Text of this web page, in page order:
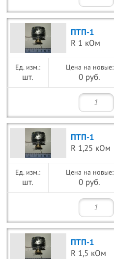
ПТП-1
R 1 кОм
шт.
Цена на новые:
0 руб.
ПТП-1
R 1,25 кОм
шт.
Цена на новые:
0 руб.
ПТП-1
R 1,5 кОм